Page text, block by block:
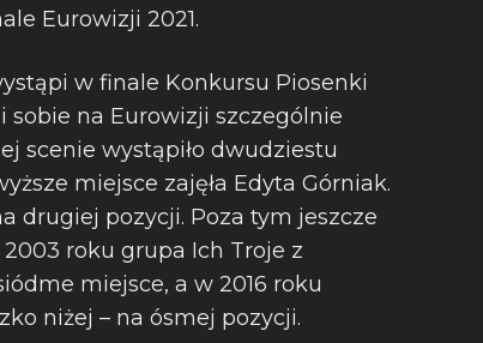
Eurowizji 2021.
w finale Konkursu Piosenki
sobie na Eurowizji szczególnie
scenie wystąpiło dwudziestu
miejsce zajęła Edyta Górniak.
drugiej pozycji. Poza tym jeszcze
roku grupa Ich Troje z
miejsce, a w 2016 roku
niżej – na ósmej pozycji.